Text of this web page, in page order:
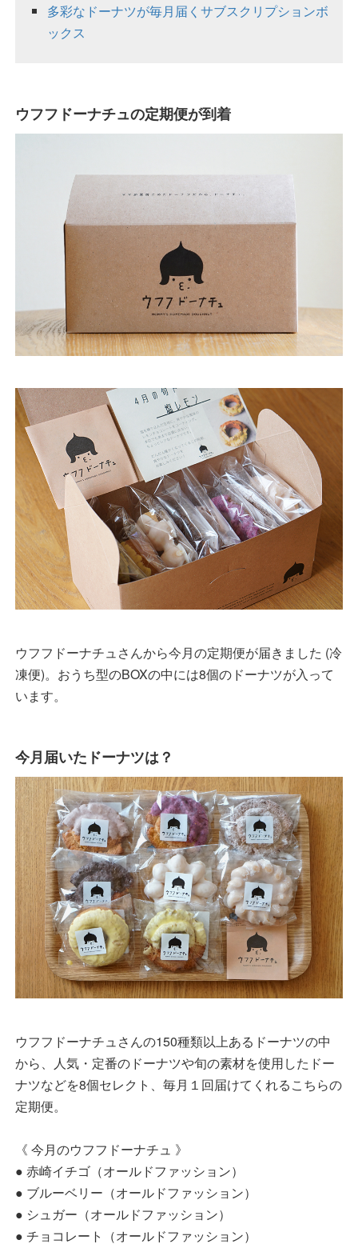
多彩なドーナツが毎月届くサブスクリプションボ
ックス
ウフフドーナチュの定期便が到着
ウフフドーナチュさんから今月の定期便が届きました (冷
凍便)。おうち型のBOXの中には8個のドーナツが入って
います。
今月届いたドーナツは？
ウフフドーナチュさんの150種類以上あるドーナツの中
から、人気・定番のドーナツや旬の素材を使用したドー
ナツなどを8個セレクト、毎月１回届けてくれるこちらの
定期便。
《 今月のウフフドーナチュ 》
● 赤崎イチゴ（オールドファッション）
● ブルーベリー（オールドファッション）
● シュガー（オールドファッション）
● チョコレート（オールドファッション）